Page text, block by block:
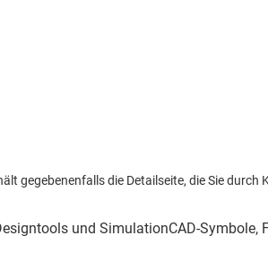
gegebenenfalls die Detailseite, die Sie durch